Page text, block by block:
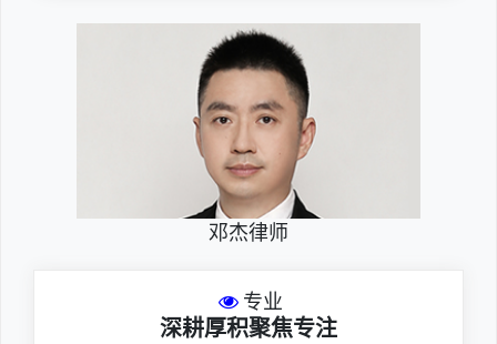
邓杰律师
专业
深耕厚积聚焦专注